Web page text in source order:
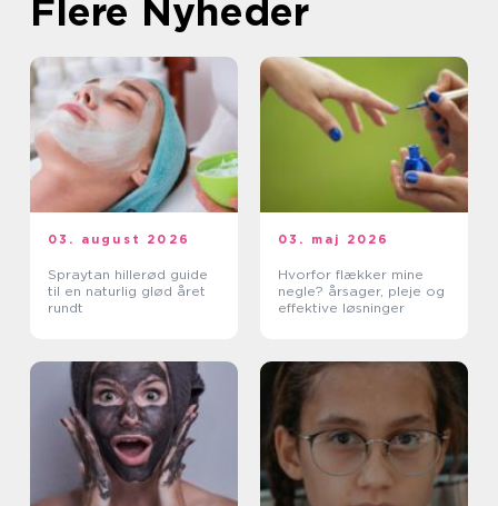
Flere Nyheder
03. august 2026
Spraytan hillerød guide
til en naturlig glød året
rundt
03. maj 2026
Hvorfor flækker mine
negle? årsager, pleje og
effektive løsninger